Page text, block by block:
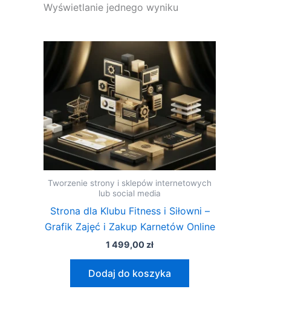
Wyświetlanie jednego wyniku
Tworzenie strony i sklepów internetowych
lub social media
Strona dla Klubu Fitness i Siłowni –
Grafik Zajęć i Zakup Karnetów Online
1 499,00 zł
Dodaj do koszyka